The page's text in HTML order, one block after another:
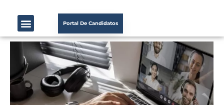
Portal De Candidatos